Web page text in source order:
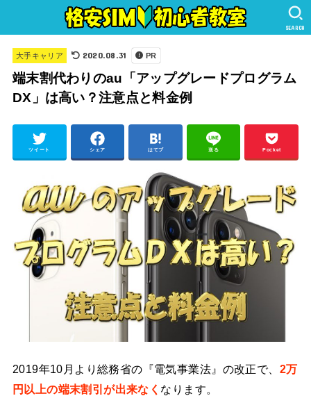
SEARCH
大手キャリア 2020.08.31 PR
端末割代わりのau「アップグレードプログラム
DX」は高い？注意点と料金例
ツイート シェア はてブ 送る Pocket
2019年10月より総務省の『電気事業法』の改正で、 2万
円以上の端末割引が出来なく なります。